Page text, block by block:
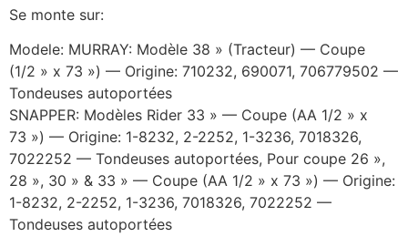
Se monte sur:
Modele: MURRAY: Modèle 38 » (Tracteur) — Coupe
(1/2 » x 73 ») — Origine: 710232, 690071, 706779502 —
Tondeuses autoportées
SNAPPER: Modèles Rider 33 » — Coupe (AA 1/2 » x
73 ») — Origine: 1-8232, 2-2252, 1-3236, 7018326,
7022252 — Tondeuses autoportées, Pour coupe 26 »,
28 », 30 » & 33 » — Coupe (AA 1/2 » x 73 ») — Origine:
1-8232, 2-2252, 1-3236, 7018326, 7022252 —
Tondeuses autoportées